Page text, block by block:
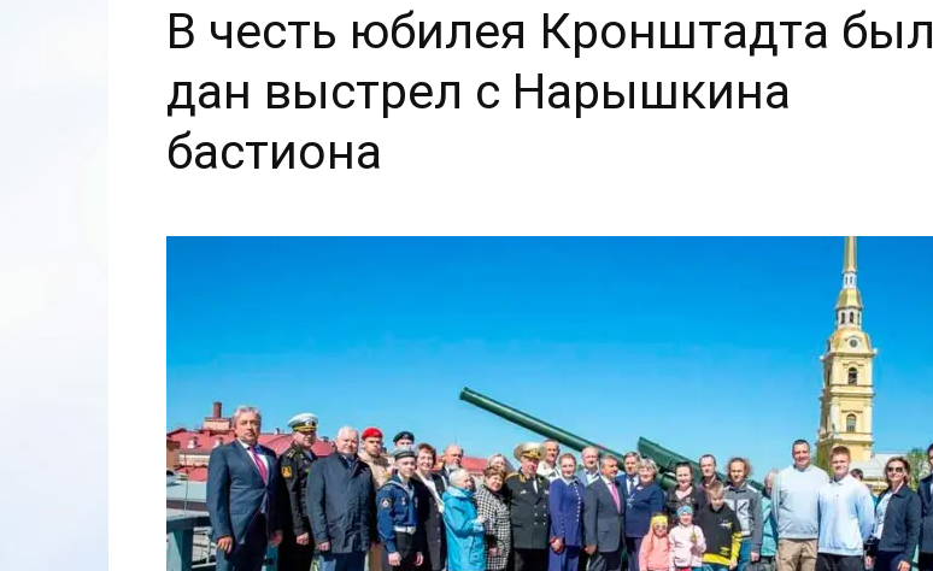
собор
В честь юбилея Кронштадта был
дан выстрел с Нарышкина
бастиона